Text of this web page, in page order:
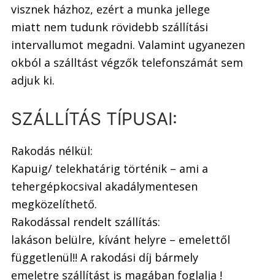
visznek házhoz, ezért a munka jellege
miatt nem tudunk rövidebb szállítási
intervallumot megadni. Valamint ugyanezen
okból a szálltást végzők telefonszámát sem
adjuk ki.
SZÁLLÍTÁS TÍPUSAI:
Rakodás nélkül:
Kapuig/ telekhatárig történik – ami a
tehergépkocsival akadálymentesen
megközelíthető.
Rakodással rendelt szállítás:
lakáson belülre, kívánt helyre – emelettől
függetlenül!! A rakodási díj bármely
emeletre szállítást is magában foglalja !